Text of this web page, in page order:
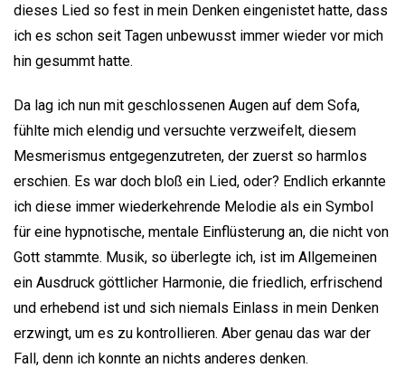
dieses Lied so fest in mein Denken eingenistet hatte, dass
ich es schon seit Tagen unbewusst immer wieder vor mich
hin gesummt hatte.
Da lag ich nun mit geschlossenen Augen auf dem Sofa,
fühlte mich elendig und versuchte verzweifelt, diesem
Mesmerismus entgegenzutreten, der zuerst so harmlos
erschien. Es war doch bloß ein Lied, oder? Endlich erkannte
ich diese immer wiederkehrende Melodie als ein Symbol
für eine hypnotische, mentale Einflüsterung an, die nicht von
Gott stammte. Musik, so überlegte ich, ist im Allgemeinen
ein Ausdruck göttlicher Harmonie, die friedlich, erfrischend
und erhebend ist und sich niemals Einlass in mein Denken
erzwingt, um es zu kontrollieren. Aber genau das war der
Fall, denn ich konnte an nichts anderes denken.